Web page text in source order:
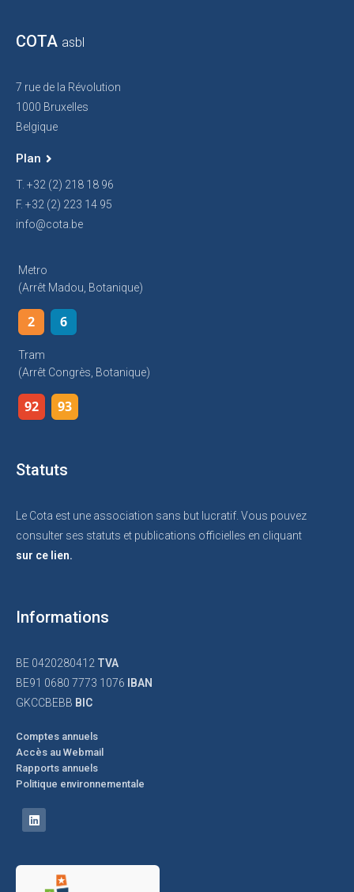
COTA asbl
7 rue de la Révolution
1000 Bruxelles
Belgique
Plan
T. +32 (2) 218 18 96
F. +32 (2) 223 14 95
info@cota.be
Metro
(arrêt Madou, Botanique)
2 6
Tram
(arrêt Congrès, Botanique)
92 93
Statuts
Le Cota est une association sans but lucratif. Vous pouvez
consulter ses statuts et publications officielles en cliquant
sur ce lien.
Informations
BE 0420280412 TVA
BE91 0680 7773 1076
IBAN
GKCCBEBB BIC
Comptes annuels
Accès au Webmail
Rapports annuels
Politique environnementale